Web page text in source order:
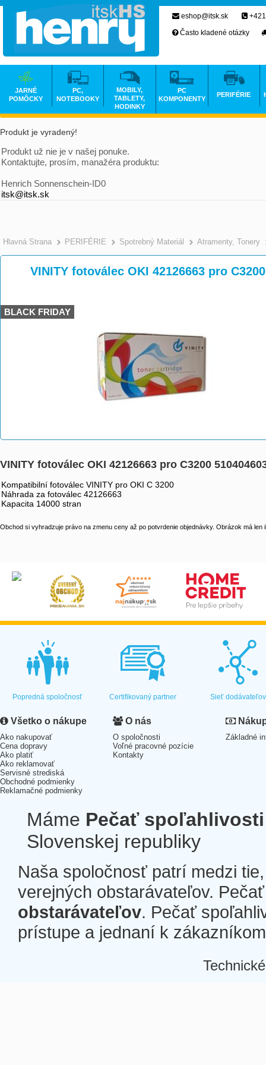
Produkt je vyradený!
Produkt už nie je v našej ponuke.
Kontaktujte, prosím, manažéra produktu:
Henrich Sonnenschein-ID0
itsk@itsk.sk
Hlavná Strana >
PERIFÉRIE >
Spotrebný Materiál >
Atramenty, Tonery
VINITY fotoválec OKI 42126663 pro
BLACK FRIDAY
VINITY fotoválec OKI 42126663 pro C3200
Kompatibilní fotoválec VINITY pro OKI C 3200
Náhrada za fotoválec 42126663
Kapacita 14000 stran
Obchod si vyhradzuje právo na zmenu ceny až po potvrdenie objednávky. Obrázok má len
eshop@itsk.sk
Často kladené otázky
JARNÉ
POMÔCKY
PC,
NOTEBOOKY
MOBILY,
TABLETY,
HODINKY
PC
KOMPONENTY
PERIFÉRIE
Popredná spoločnosť Certifikovaný partner Sieť dodávateľov
Všetko o nákupe
Ako nakupovať
Cena dopravy
Ako platiť
Ako reklamovať
Servisné strediská
Obchodné podmienky
Reklamačné podmienky
O nás
O spoločnosti
Voľné pracovné pozície
Kontakty
Základné
Máme Pečať spoľahlivosti
Slovenskej republiky
Naša spoločnosť patrí medzi
verejných obstarávateľov.
obstarávateľov. Pečať
prístupe a jednaní k